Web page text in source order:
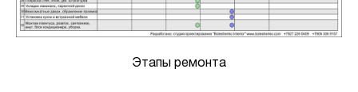
Этапы ремонта